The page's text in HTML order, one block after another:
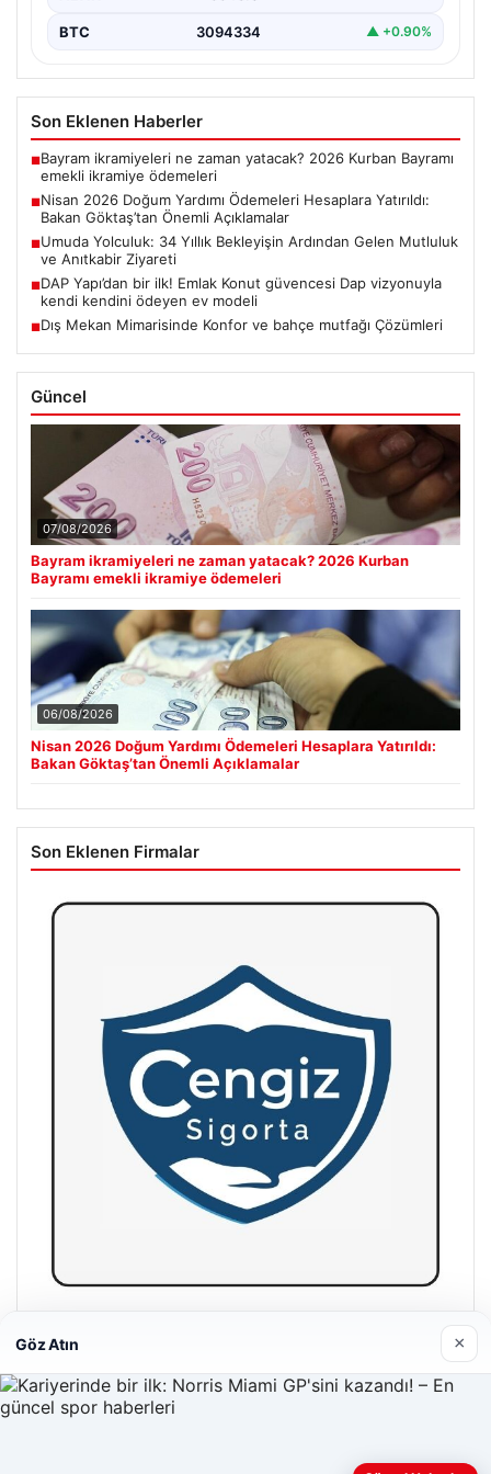
BTC 3094334 ▲ +0.90%
Son Eklenen Haberler
■Bayram ikramiyeleri ne zaman yatacak? 2026 Kurban Bayramı
emekli ikramiye ödemeleri
■Nisan 2026 Doğum Yardımı Ödemeleri Hesaplara Yatırıldı:
Bakan Göktaş’tan Önemli Açıklamalar
■Umuda Yolculuk: 34 Yıllık Bekleyişin Ardından Gelen Mutluluk
ve Anıtkabir Ziyareti
■DAP Yapı’dan bir ilk! Emlak Konut güvencesi Dap vizyonuyla
kendi kendini ödeyen ev modeli
■Dış Mekan Mimarisinde Konfor ve bahçe mutfağı Çözümleri
Güncel
07/08/2026
Bayram ikramiyeleri ne zaman yatacak? 2026 Kurban
Bayramı emekli ikramiye ödemeleri
06/08/2026
Nisan 2026 Doğum Yardımı Ödemeleri Hesaplara Yatırıldı:
Bakan Göktaş’tan Önemli Açıklamalar
Son Eklenen Firmalar
Hastaş Beton
Göz Atın ×